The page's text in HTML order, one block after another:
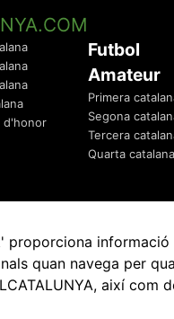
d'honor
Futbol
Amateur
Primera
Segona
Tercera
Quarta catalana
informació
quan navega per
així com